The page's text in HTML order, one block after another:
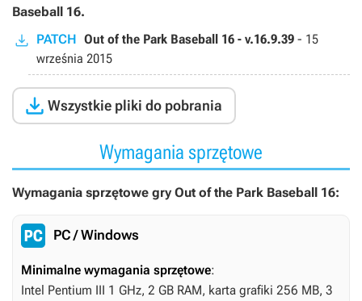
Baseball 16.
PATCH Out of the Park Baseball 16 - v.16.9.39 - 15
września 2015
 Wszystkie pliki do pobrania
Wymagania sprzętowe
Wymagania sprzętowe gry Out of the Park Baseball 16:
PC / Windows
Minimalne wymagania sprzętowe:
Intel Pentium III 1 GHz, 2 GB RAM, karta grafiki 256 MB, 3